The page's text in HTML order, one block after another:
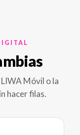
Móvil o la
hacer filas.